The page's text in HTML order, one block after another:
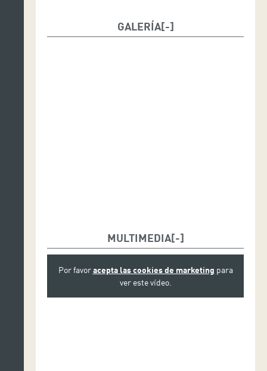
GALERÍA
MULTIMEDIA
Por favoracepta las cookies de marketing para
ver este vídeo.